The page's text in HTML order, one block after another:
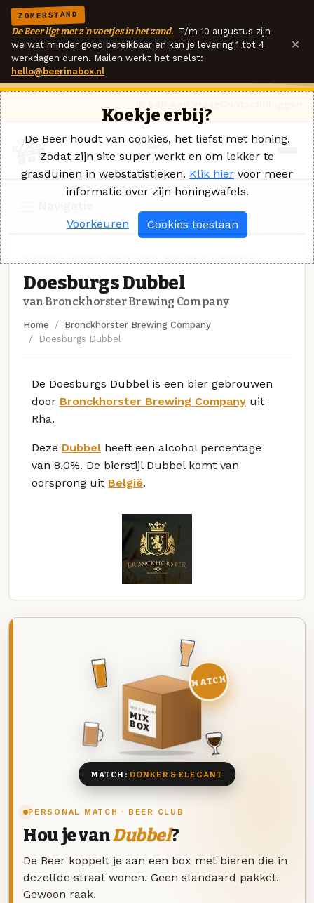
ZOMERSTAND
De Beer ligt met z'n voetjes in het zand. T/m 10 augustus zijn
we wat minder goed bereikbaar en kan je levering 1 tot 4
werkdagen duren. Mailen werkt het snelst:
hello@beerinabox.nl
×
Doesburgs Dubbel
van Bronckhorster Brewing Company
Home
Bronckhorster Brewing Company
Doesburgs Dubbel
De Doesburgs Dubbel is een bier gebrouwen
door Bronckhorster Brewing Company uit
Rha.
Deze Dubbel heeft een alcohol percentage
van 8.0%. De bierstijl Dubbel komt van
oorsprong uit België.
PERSONAL MATCH · BEER CLUB
Hou je vanDubbel?
De Beer koppelt je aan een box met bieren die in
dezelfde straat wonen. Geen standaard pakket.
Gewoon raak.
DEZE MAAND
MIX
BOX
8 BIEREN
MATCH
MATCH: DONKER & ELEGANT
Koekje erbij?
De Beer houdt van cookies, het liefst met honing.
Zodat zijn site super werkt en om lekker te
grasduinen in webstatistieken. Klik hier voor meer
informatie over zijn honingwafels.
Voorkeuren Cookies toestaan